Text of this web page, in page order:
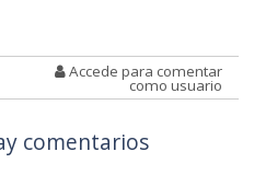
Accede para comentar
como usuario
comentarios